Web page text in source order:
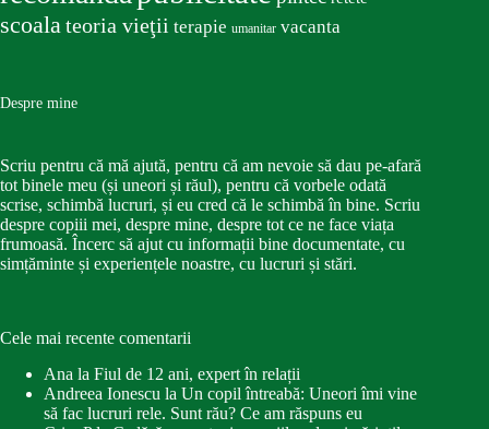
scoalateoria vieţii terapie umanitar vacanta
Despre mine
Scriu pentru că mă ajută, pentru că am nevoie să dau pe-afară
tot binele meu (și uneori și răul), pentru că vorbele odată
scrise, schimbă lucruri, și eu cred că le schimbă în bine. Scriu
despre copiii mei, despre mine, despre tot ce ne face viața
frumoasă. Încerc să ajut cu informații bine documentate, cu
simțăminte și experiențele noastre, cu lucruri și stări.
Cele mai recente comentarii
Ana la Fiul de 12 ani, expert în relații
Andreea Ionescu la Un copil întreabă: Uneori îmi vine
să fac lucruri rele. Sunt rău? Ce am răspuns eu